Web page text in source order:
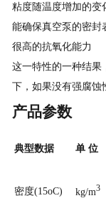
粘度随温度增加的变
能确保真空泵的密封
很高的抗氧化能力
这一特性的一种结果
下，如果没有强腐蚀
产品参数
典型数据 单 位
密度(15oC) kg/m3